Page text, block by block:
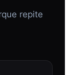
repite